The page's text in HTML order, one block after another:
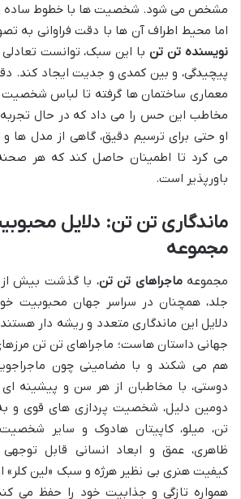
مشخص می شود. شخصیت ها با خطوط ساده و
اما محیط اطراف آن ها با دقت فراوانی به
نویسنده تن تنبا این سبک، توانست
پیچیدگی، و بین کمدی و جدیت ایجاد کند.
معماری ساختمان ها گرفته تا لباس شخصیت
مخاطب این حس را می داد که در حال
او حتی برای ترسیم دقیق، گاهی از مدل ها و
می کرد تا اطمینان حاصل کند که هر
باورپذیر است.
ماندگاری تن تن: دلایل
مجموعه
مجموعهماجراهای تن تن
جلد، همچنان در سراسر جهان محبوبیت
دلایل این ماندگاری متعدد و ریشه دار
جهانی داستان هاست؛ ماجراهای تن تن
هم می شکند و با مضامینی چون
دوستی، با مخاطبان از هر سن و پیشینه ای
دومین دلیل، شخصیت پردازی های قوی و
تن، میلو، کاپیتان هادوک و سایر
ظاهری، عمق و ابعاد انسانی قابل
کیفیت هنری بی نظیر هرژه و سبک «لین کلر»
همواره تازگی و جذابیت خود را حفظ می